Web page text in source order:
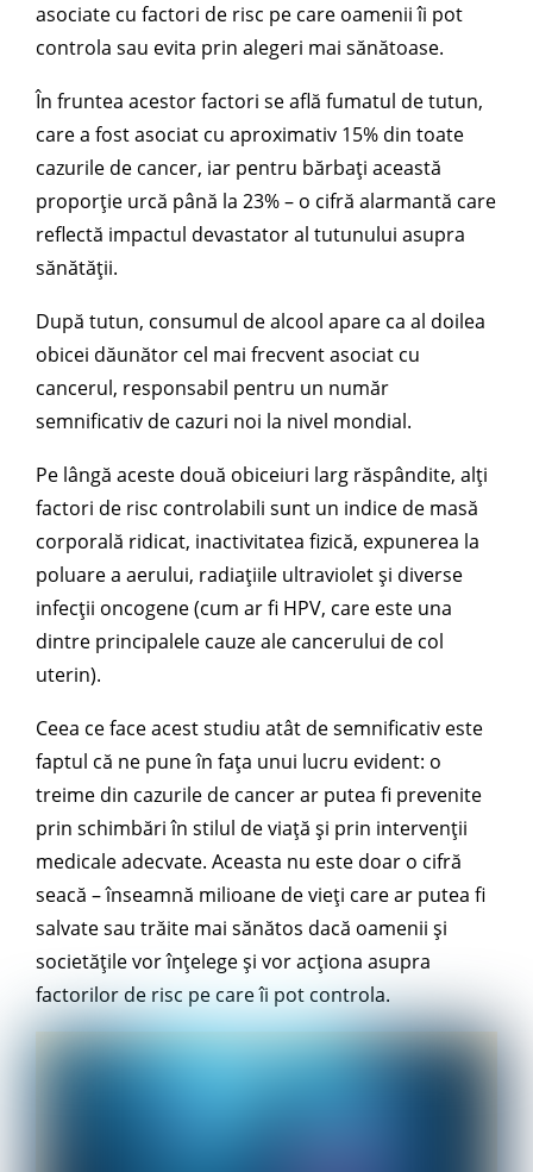
asociate cu factori de risc pe care oamenii îi pot
controla sau evita prin alegeri mai sănătoase.
În fruntea acestor factori se află fumatul de tutun,
care a fost asociat cu aproximativ 15% din toate
cazurile de cancer, iar pentru bărbați această
proporție urcă până la 23% – o cifră alarmantă care
reflectă impactul devastator al tutunului asupra
sănătății.
După tutun, consumul de alcool apare ca al doilea
obicei dăunător cel mai frecvent asociat cu
cancerul, responsabil pentru un număr
semnificativ de cazuri noi la nivel mondial.
Pe lângă aceste două obiceiuri larg răspândite, alți
factori de risc controlabili sunt un indice de masă
corporală ridicat, inactivitatea fizică, expunerea la
poluare a aerului, radiațiile ultraviolet și diverse
infecții oncogene (cum ar fi HPV, care este una
dintre principalele cauze ale cancerului de col
uterin).
Ceea ce face acest studiu atât de semnificativ este
faptul că ne pune în fața unui lucru evident: o
treime din cazurile de cancer ar putea fi prevenite
prin schimbări în stilul de viață și prin intervenții
medicale adecvate. Aceasta nu este doar o cifră
seacă – înseamnă milioane de vieți care ar putea fi
salvate sau trăite mai sănătos dacă oamenii și
societățile vor înțelege și vor acționa asupra
factorilor de risc pe care îi pot controla.